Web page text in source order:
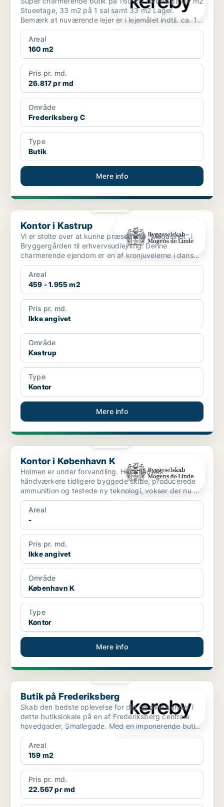
Stueetage, 33 m2 på 1 sal samt 33 m2 Lager.
Bemærk at nuværende lejer er i lejemålet indtil. ca. 1
mart...
Areal
160 m2
Pris pr. md.
26.817 pr md
Område
Frederiksberg C
Type
Butik
Mere info
Kontor i Kastrup
Kontor i Kastrup
Vi er stolte over at kunne præsentere "Magasinet" i
Bryggergården til erhvervsudlejning. Denne
charmerende ejendom er en af kronjuvelerne i dansk
industrihis...
Areal
459 - 1.955 m2
Pris pr. md.
Ikke angivet
Område
Kastrup
Type
Kontor
Mere info
Kontor i København K
Kontor i København K
Holmen er under forvandling. Hvor flådens
håndværkere tidligere byggede skibe, producerede
ammunition og testede ny teknologi, vokser der nu en
helt ny bydel...
Areal
-
Pris pr. md.
Ikke angivet
Område
København K
Type
Kontor
Mere info
Butik på Frederiksberg
Butik på Frederiksberg
Skab den bedste oplevelse for dig og dine kunder i
dette butikslokale på en af Frederiksberg centrale
hovedgader, Smallegade. Med en imponerende butiks
...
Areal
159 m2
Pris pr. md.
22.567 pr md